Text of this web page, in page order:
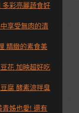
彩亮麗蔬食好
享受無肉的清
精緻的素食美
花 加映超好吃
腐 酵素涼拌臭
姊也愛! 還有